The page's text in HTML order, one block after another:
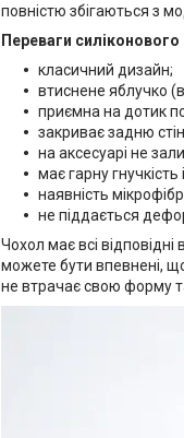
повністю збігаються з
Переваги
класичний дизайн;
втиснене яблучко
приємна на дотик
закриває задню
на аксесуарі не
має гарну гнучкість
наявність
не піддається
Чохол має всі
можете бути впевнені,
не втрачає свою форму